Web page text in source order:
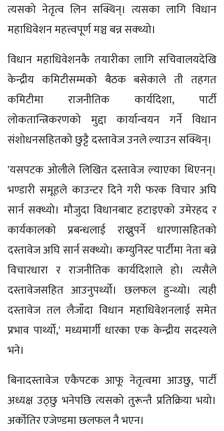
त्यसको नेतृत्व लिन सक्थिन्। त्यसका लागि विधान
महाधिवेशन महत्त्वपूर्ण मञ्च बन्न सक्थ्यो।
विधान महाधिवेशनकै तयारीका लागि सचिवालयदेखि
केन्द्रीय कमिटीसम्मको बैठक बसेकाले ती तहगत
कमिटीमा राजनीतिक कार्यदिशा, पार्टी
लोकतान्त्रिकरणको मुद्दा कार्यान्वयन गर्ने विधान
संशोधनसहितको छुट्टै दस्तावेज उनले ल्याउन सक्थिन्।
'यसपटक ओलीले लिखित दस्तावेज ल्याएका थिएनन्।
भण्डारी समूहले काउन्टर दिने गरी फरक विचार अघि
सार्न सक्थ्यो। मौजुदा विधानबाट हटाइएको उमेरहद र
कार्यकालको प्रबन्धलाई राख्नुपर्ने धारणासहितको
दस्तावेज अघि सार्न सक्थ्यो। कम्युनिस्ट पार्टीमा नेता बन्ने
विचारधारा र राजनीतिक कार्यदिशाले हो। त्यसैले
दस्तावेजसहित आउनुपर्थ्यो। छलफल हुन्थ्यो। त्यही
दस्तावेज तल लैजाँदा विधान महाधिवेशनलाई समेत
प्रभाव पार्थ्यो,' मध्यमार्गी धारका एक केन्द्रीय सदस्यले
भने।
बिनादस्तावेज एकैपटक आफू नेतृत्वमा आउछु, पार्टी
अध्यक्ष उठ्छु भनेपछि त्यसको तुरून्तै प्रतिक्रिया भयो।
अर्कोतिर एजेण्डमा छलफल नै भएन।